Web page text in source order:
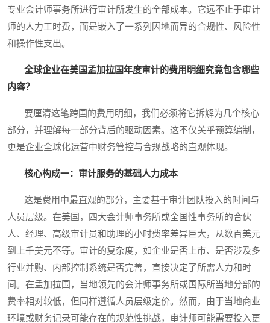
专业会计师事务所进行审计所发生的全部成本。它远不止于审计
师的人力工时费，而是嵌入了一系列因地而异的合规性、风险性
和操作性支出。
全球企业在美国孟加拉国年度审计的费用明细究竟包含哪些
内容？
要厘清这笔跨国的费用明细，我们必须将它拆解为几个核心
部分，并理解每一部分背后的驱动因素。这不仅关乎预算编制，
更是企业全球化运营中财务管控与合规战略的直观体现。
核心构成一：审计服务的基础人力成本
这是费用中最直观的部分，主要基于审计团队投入的时间与
人员层级。在美国，四大会计师事务所或全国性事务所的合伙
人、经理、高级审计员和助理的小时费率差异巨大，从数百美元
到上千美元不等。审计的复杂度，如企业是否上市、是否涉及多
行业并购、内部控制系统是否完善，直接决定了所需人力和时
间。在孟加拉国，当地领先的会计师事务所或国际所当地分部的
费率相对较低，但同样遵循人员层级定价。然而，由于当地商业
环境或财务记录可能存在的规范性挑战，审计师可能需要投入更